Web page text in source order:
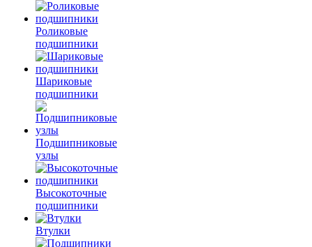
Роликовые
подшипники
Шариковые
подшипники
Подшипниковые
узлы
Высокоточные
подшипники
Втулки